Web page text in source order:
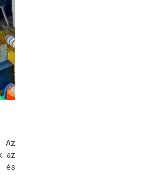
Az
az
és